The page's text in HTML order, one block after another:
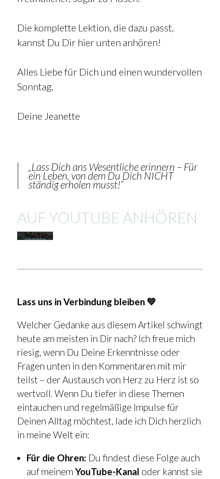
Die komplette Lektion, die dazu passt,
kannst Du Dir hier unten anhören!
Alles Liebe für Dich und einen wundervollen
Sonntag.
Deine Jeanette
„Lass Dich ans Wesentliche erinnern – Für
ein Leben, von dem Du Dich NICHT
ständig erholen musst!“
AUF YOUTUBE ANHÖREN
Videos
akzeptieren
von
YouTube.
Mehr
YouTube
entsperren
Lass uns in Verbindung bleiben 💚
Welcher Gedanke aus diesem Artikel schwingt
heute am meisten in Dir nach? Ich freue mich
riesig, wenn Du Deine Erkenntnisse oder
Fragen unten in den Kommentaren mit mir
teilst – der Austausch von Herz zu Herz ist so
wertvoll. Wenn Du tiefer in diese Themen
eintauchen und regelmäßige Impulse für
Deinen Alltag möchtest, lade ich Dich herzlich
in meine Welt ein:
Für die Ohren: Du findest diese Folge auch
auf meinem YouTube-Kanal oder kannst sie